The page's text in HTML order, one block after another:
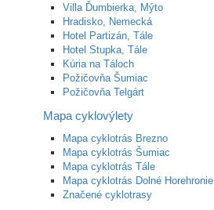
Villa Ďumbierka, Mýto
Hradisko, Nemecká
Hotel Partizán, Tále
Hotel Stupka, Tále
Kúria na Táloch
Požičovňa Šumiac
Požičovňa Telgárt
Mapa cyklovýlety
Mapa cyklotrás Brezno
Mapa cyklotrás Šumiac
Mapa cyklotrás Tále
Mapa cyklotrás Dolné Horehronie
Značené cyklotrasy